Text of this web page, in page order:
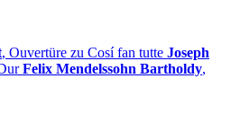
, Ouvertüre zu Cosí fan tutte Joseph
Felix Mendelssohn Bartholdy,